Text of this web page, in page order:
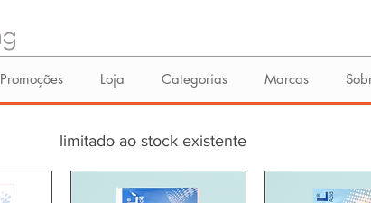
Promoções Loja Categorias Marcas
limitado ao stock existente